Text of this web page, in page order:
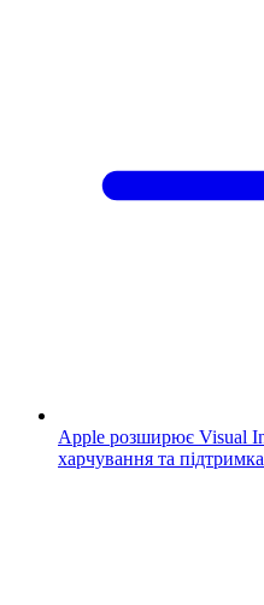
Apple розширює Visual
харчування та